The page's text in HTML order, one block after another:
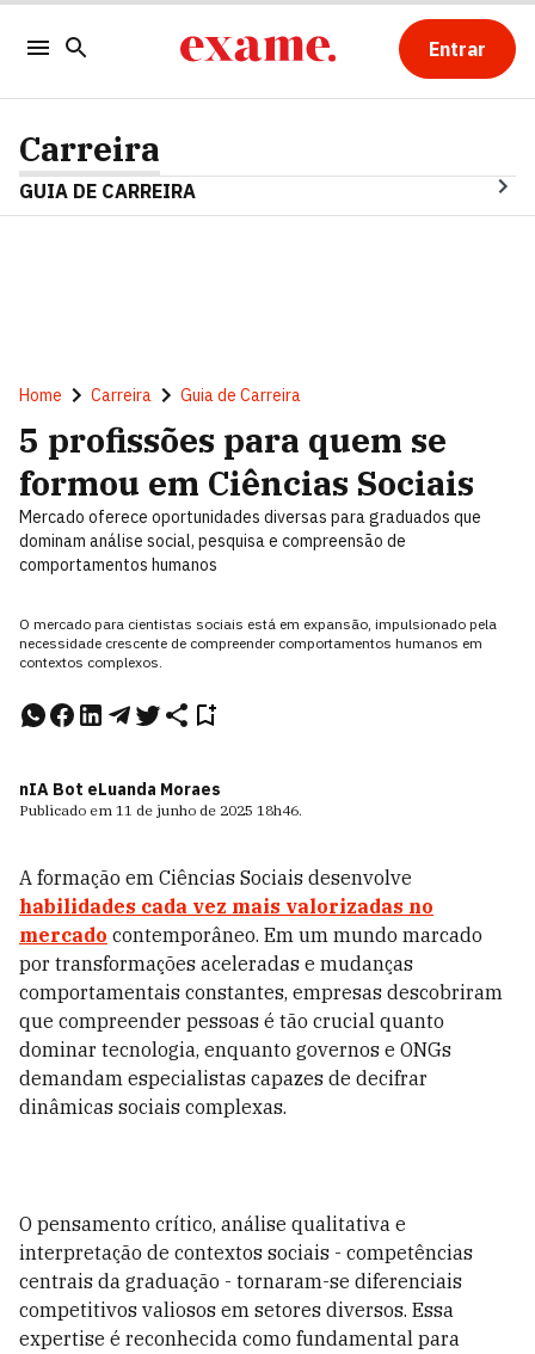
Entrar
Carreira
GUIA DE CARREIRA
Home Carreira Guia de Carreira
5 profissões para quem se
formou em Ciências Sociais
Mercado oferece oportunidades diversas para graduados que
dominam análise social, pesquisa e compreensão de
comportamentos humanos
O mercado para cientistas sociais está em expansão, impulsionado pela
necessidade crescente de compreender comportamentos humanos em
contextos complexos.
nIA Bot eLuanda Moraes
Publicado em 11 de junho de 2025 18h46.
A formação em Ciências Sociais desenvolve
habilidades cada vez mais valorizadas no
mercado contemporâneo. Em um mundo marcado
por transformações aceleradas e mudanças
comportamentais constantes, empresas descobriram
que compreender pessoas é tão crucial quanto
dominar tecnologia, enquanto governos e ONGs
demandam especialistas capazes de decifrar
dinâmicas sociais complexas.
O pensamento crítico, análise qualitativa e
interpretação de contextos sociais - competências
centrais da graduação - tornaram-se diferenciais
competitivos valiosos em setores diversos. Essa
expertise é reconhecida como fundamental para